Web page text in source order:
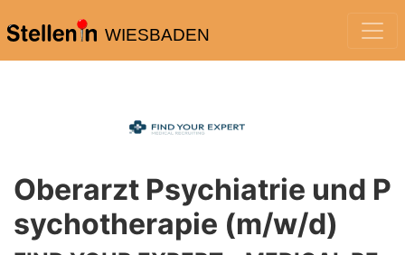
WIESBADEN
Oberarzt Psychiatrie und P
sychotherapie (m/w/d)